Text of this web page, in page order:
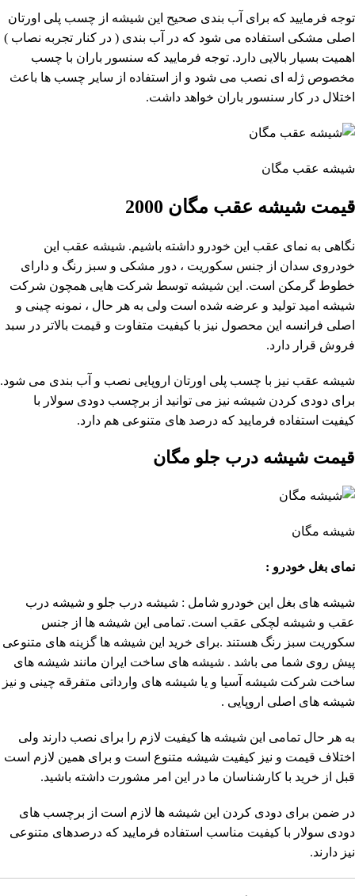
توجه فرمایید که برای آب بندی صحیح این شیشه از چسب پلی اورتان
اصلی مشکی استفاده می شود که در آب بندی ( در کنار تجربه نصاب )
اهمیت بسیار بالایی دارد. توجه فرمایید که سنسور باران با چسب
مخصوص ژله ای نصب می شود و از استفاده از سایر چسب ها باعث
اختلال در کار سنسور باران خواهد داشت.
شیشه عقب مگان
قیمت شیشه عقب مگان 2000
نگاهی به نمای عقب این خودرو داشته باشیم. شیشه عقب این
خودروی سدان از جنس سکوریت ، دور مشکی و سبز رنگ و دارای
خطوط گرمکن است. این شیشه توسط شرکت هایی همچون شرکت
شیشه امید تولید و عرضه شده است ولی به هر حال ، نمونه چینی و
اصلی فرانسه این محصول نیز با کیفیت متفاوت و قیمت بالاتر در سبد
فروش قرار دارد.
شیشه عقب نیز با چسب پلی اورتان اروپایی نصب و آب بندی می شود.
برای دودی کردن شیشه نیز می توانید از برچسب دودی سولار با
کیفیت استفاده فرمایید که درصد های متنوعی هم دارد.
قیمت شیشه درب جلو مگان
شیشه مگان
نمای بغل خودرو :
شیشه های بغل این خودرو شامل : شیشه درب جلو و شیشه درب
عقب و شیشه لچکی عقب است. تمامی این شیشه ها از جنس
سکوریت سبز رنگ هستند .برای خرید این شیشه ها گزینه های متنوعی
پیش روی شما می باشد . شیشه های ساخت ایران مانند شیشه های
ساخت شرکت شیشه آسیا و یا شیشه های وارداتی متفرقه چینی و نیز
شیشه های اصلی اروپایی .
به هر حال تمامی این شیشه ها کیفیت لازم را برای نصب دارند ولی
اختلاف قیمت و نیز کیفیت شیشه متنوع است و برای همین لازم است
قبل از خرید با کارشناسان ما در این امر مشورت داشته باشید.
در ضمن برای دودی کردن این شیشه ها لازم است از برچسب های
دودی سولار با کیفیت مناسب استفاده فرمایید که درصدهای متنوعی
نیز دارند.